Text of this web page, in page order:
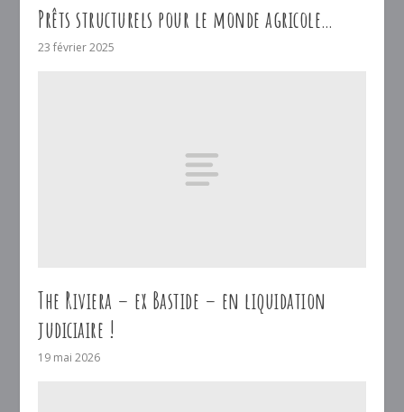
Prêts structurels pour le monde agricole…
23 février 2025
The Riviera – ex Bastide – en liquidation
judiciaire !
19 mai 2026